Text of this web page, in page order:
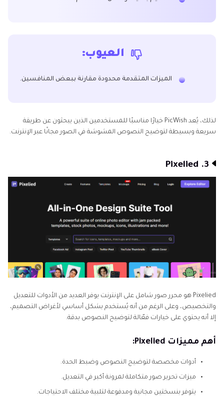
العيوب:
الميزات المتقدمة محدودة مقارنة ببعض المنافسين.
لذلك، يُعد PicWish خيارًا مناسبًا للمستخدمين الذين يبحثون عن طريقة
سريعة وبسيطة لتوضيح النصوص المشوشة في الصور مجانًا عبر الإنترنت.
3. Pixelied
Pixelied هو محرر صور شامل على الإنترنت يوفر العديد من الأدوات للتعديل
والتخصيص، وعلى الرغم من أنه يُستخدم بشكل أساسي لأغراض التصميم،
إلا أنه يحتوي على خيارات فعّالة لتوضيح النصوص بدقة.
أهم مميزات Pixelied:
أدوات مخصصة لتوضيح النصوص وضبط الحدة.
ميزات تحرير صور متكاملة لمرونة أكبر في التعديل.
يتوفر بنسختين مجانية ومدفوعة لتلبية مختلف الاحتياجات.